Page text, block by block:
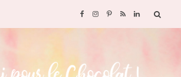
F
c
I P
n
R
S
L